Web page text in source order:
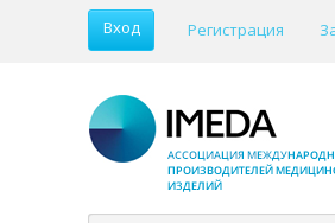
Вход Регистрация